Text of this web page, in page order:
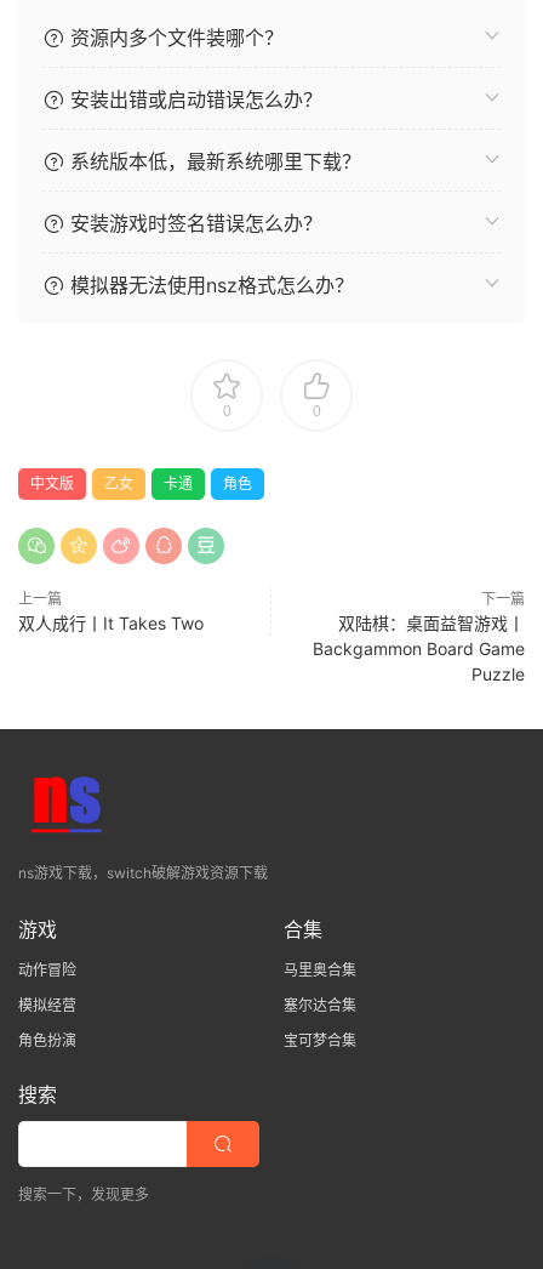
资源内多个文件装哪个？
安装出错或启动错误怎么办？
系统版本低，最新系统哪里下载？
安装游戏时签名错误怎么办？
模拟器无法使用nsz格式怎么办？
0 0
中文版 乙女 卡通 角色
上一篇
双人成行丨It Takes Two
下一篇
双陆棋：桌面益智游戏丨
Backgammon Board Game
Puzzle
ns游戏下载，switch破解游戏资源下载
游戏
动作冒险
模拟经营
角色扮演
合集
马里奥合集
塞尔达合集
宝可梦合集
搜索
搜索一下，发现更多